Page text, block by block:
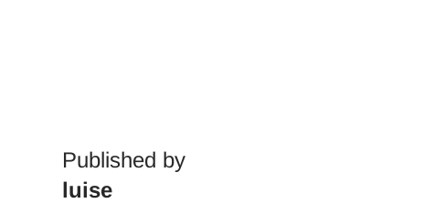
Published by
luise